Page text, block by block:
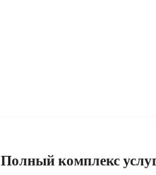
Полный комплекс